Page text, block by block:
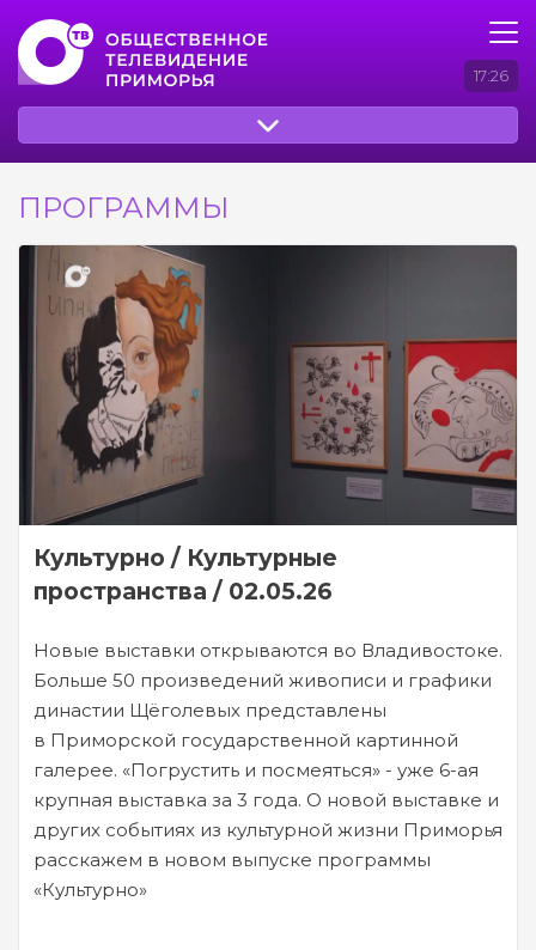
17:26
ПРОГРАММЫ
Культурно / Культурные
пространства / 02.05.26
Новые выставки открываются во Владивостоке.
Больше 50 произведений живописи и графики
династии Щёголевых представлены
в Приморской государственной картинной
галерее. «Погрустить и посмеяться» - уже 6-ая
крупная выставка за 3 года. О новой выставке и
других событиях из культурной жизни Приморья
расскажем в новом выпуске программы
«Культурно»